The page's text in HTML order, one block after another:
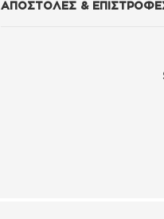
ΑΠΟΣΤΟΛΕΣ &